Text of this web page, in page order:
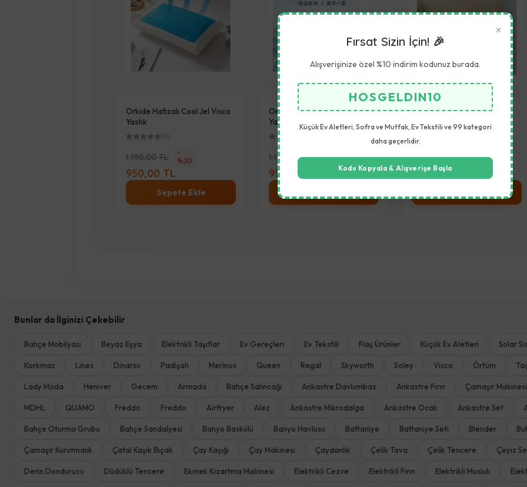
Orkide Hafızalı Cool Jel Visco
1.190,00 TL
950,00 TL
Sepete Ekle
380,00 TL
YT-588 SIYAH OFIS
2.850,00 TL
Stok Sor
Bunlar da İlginizi Çekebilir
Bahçe Mobilyası Beyaz Eşya Elektrikli Taşıtlar Ev Gereçleri Ev Tekstili Flaş Ürünler Küçük Ev Aletleri Solar
Korkmaz Lines Dinarsu Padişah Merinos Queen Regal Skyworth Soley Visco Örtüm
Lady Moda Heniver Gecem Armada Bahçe Salıncağı Ankastre Davlumbaz Ankastre Fırın Çamaşır Makinesi
MDHL QUAMO Freddo Freddo Airfryer Alez Ankastre Mikrodalga Ankastre Ocak Ankastre Set
Bahçe Oturma Grubu Bahçe Sandalyesi Banyo Baskülü Banyo Havlusu Battaniye Battaniye Seti Blender
Çamaşır Kurutmalık Çatal Kaşık Bıçak Çay Kaşığı Çay Makinesi Çaydanlık Çelik Tava Çelik Tencere Çeyiz
Derin Dondurucu Düdüklü Tencere Ekmek Kızartma Makinesi Elektrikli Cezve Elektrikli Fırın Elektrikli Musluk
×
Fırsat Sizin İçin! 🎉
Alışverişinize özel %10 indirim kodunuz burada.
HOSGELDIN10
Küçük Ev Aletleri, Sofra ve Mutfak, Ev Tekstili ve 99 kategori
daha geçerlidir.
Kodu Kopyala & Alışverişe Başla